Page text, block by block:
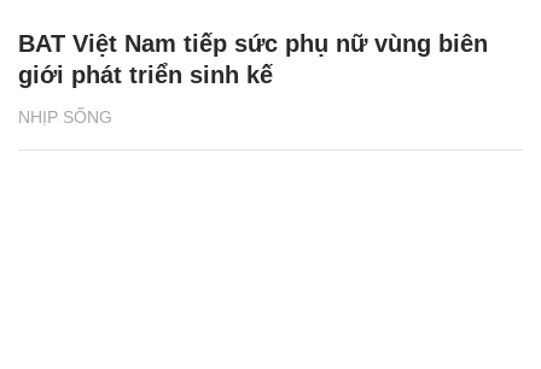
NHỊP SỐNG
BAT Việt Nam tiếp sức phụ nữ vùng biên
giới phát triển sinh kế